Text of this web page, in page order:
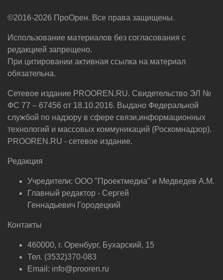
©2016-2026 ПроОрен. Все права защищены.
Использование материалов без согласования с
редакцией запрещено.
При цитировании активная ссылка на материал
обязательна.
Сетевое издание PROOREN.RU. Свидетельство ЭЛ №
ФС 77 – 67456 от 18.10.2016. Выдано Федеральной
службой по надзору в сфере связи,информационных
технологий и массовых коммуникаций (Роскомнадзор).
PROOREN.RU - сетевое издание.
Редакция
Учредители: ООО "Проектмедиа" и Медведев А.М.
Главный редактор - Сергей
Геннадьевич Городецкий
Контакты
460000, г. Оренбург, Бухарский, 15
Тел. (3532)370-083
Email: info@prooren.ru